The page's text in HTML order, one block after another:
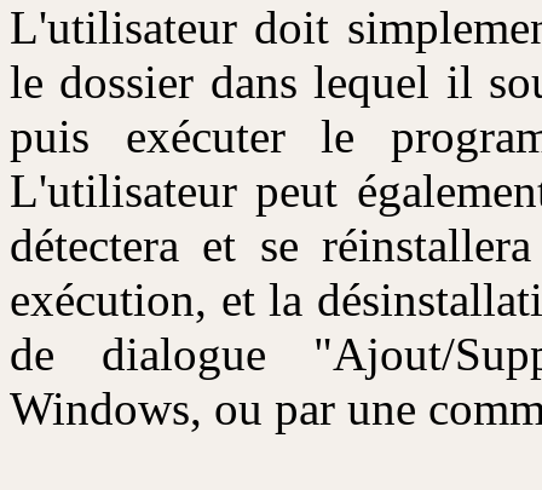
L'utilisateur doit
le dossier dans lequel il
puis exécuter le
L'utilisateur peut
détectera et se
exécution, et la
de dialogue "Ajout/
Windows, ou par une